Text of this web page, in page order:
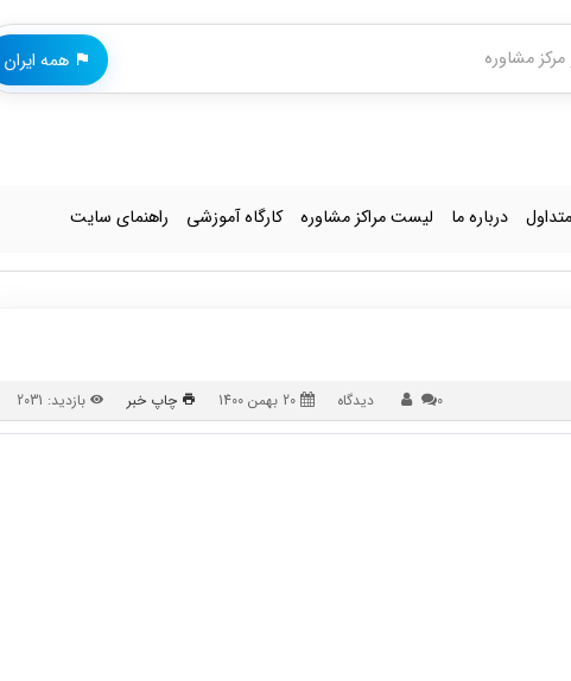
همه ایران
درباره ما لیست مراکز مشاوره کارگاه آموزشی راهنمای سایت
0 دیدگاه 20 بهمن 1400 چاپ خبر بازدید: 2031